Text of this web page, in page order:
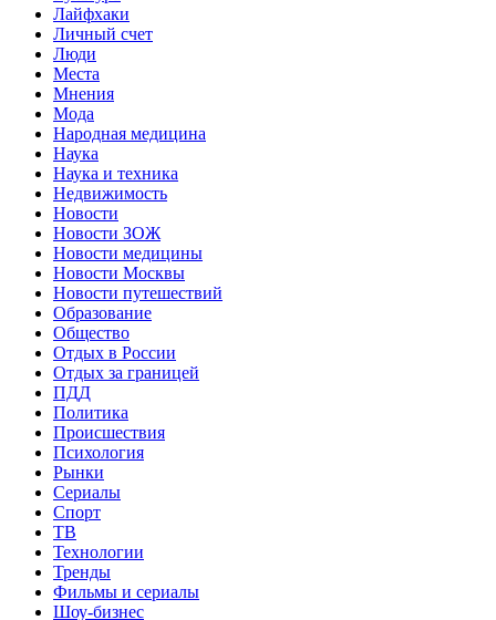
Лайфхаки
Личный счет
Люди
Места
Мнения
Мода
Народная медицина
Наука
Наука и техника
Недвижимость
Новости
Новости ЗОЖ
Новости медицины
Новости Москвы
Новости путешествий
Образование
Общество
Отдых в России
Отдых за границей
ПДД
Политика
Происшествия
Психология
Рынки
Сериалы
Спорт
ТВ
Технологии
Тренды
Фильмы и сериалы
Шоу-бизнес